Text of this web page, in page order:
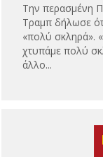
Την περασμένη
Τραμπ δήλωσε
«πολύ σκληρά».
χτυπάμε πολύ
άλλο...